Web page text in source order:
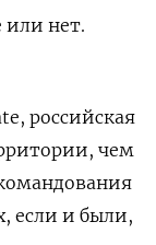
или нет.
российская
чем
если и были,